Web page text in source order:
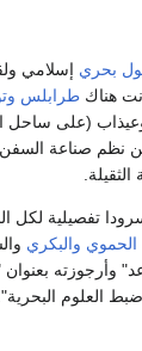
بحري إسلامي
هناك طرابلس
(على ساحل
من نظم صناعة
تفصيلية لكل
الحموي والبكري
وأرجوزته بعنوان
العلوم البحرية".